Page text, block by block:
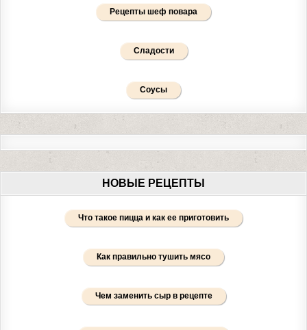
Рецепты шеф повара
Сладости
Соусы
НОВЫЕ РЕЦЕПТЫ
Что такое пицца и как ее приготовить
Как правильно тушить мясо
Чем заменить сыр в рецепте